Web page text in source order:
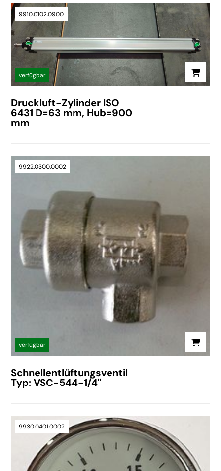
9910.0102.0900
verfügbar
Druckluft-Zylinder ISO
6431 D=63 mm, Hub=900
mm
9922.0300.0002
verfügbar
Schnellentlüftungsventil
Typ: VSC-544-1/4"
9930.0401.0002